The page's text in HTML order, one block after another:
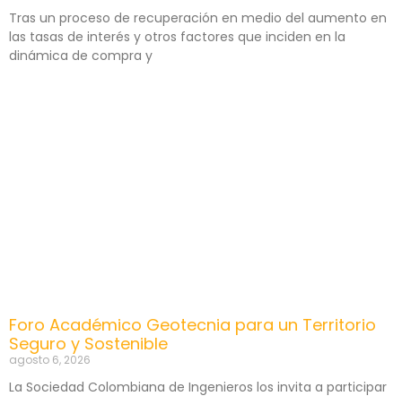
Tras un proceso de recuperación en medio del aumento en
las tasas de interés y otros factores que inciden en la
dinámica de compra y
Foro Académico Geotecnia para un Territorio
Seguro y Sostenible
agosto 6, 2026
La Sociedad Colombiana de Ingenieros los invita a participar